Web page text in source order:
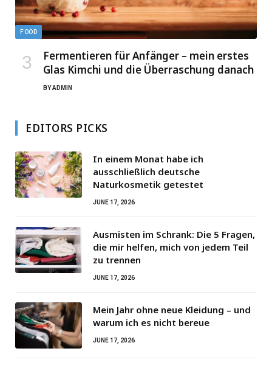
FOOD
Fermentieren für Anfänger – mein erstes
Glas Kimchi und die Überraschung danach
BYADMIN
EDITORS PICKS
In einem Monat habe ich
ausschließlich deutsche
Naturkosmetik getestet
JUNE 17, 2026
Ausmisten im Schrank: Die 5 Fragen,
die mir helfen, mich von jedem Teil
zu trennen
JUNE 17, 2026
Mein Jahr ohne neue Kleidung – und
warum ich es nicht bereue
JUNE 17, 2026